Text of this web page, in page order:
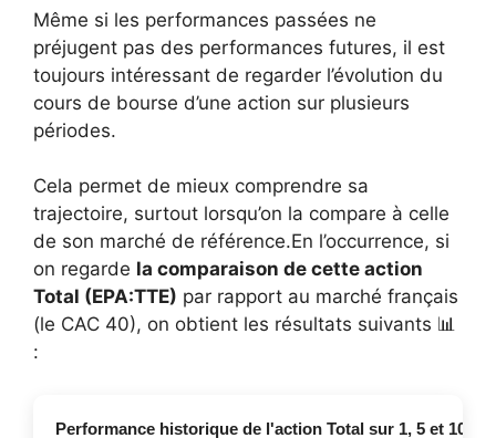
Même si les performances passées ne
préjugent pas des performances futures, il est
toujours intéressant de regarder l’évolution du
cours de bourse d’une action sur plusieurs
périodes.
Cela permet de mieux comprendre sa
trajectoire, surtout lorsqu’on la compare à celle
de son marché de référence.En l’occurrence, si
on regarde la comparaison de cette action
Total (EPA:TTE) par rapport au marché français
(le CAC 40), on obtient les résultats suivants 📊
:
Performance historique de l'action Total sur 1, 5 et 10